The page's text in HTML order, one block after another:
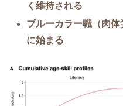
く維持される
ブルーカラー職（肉体
に始まる